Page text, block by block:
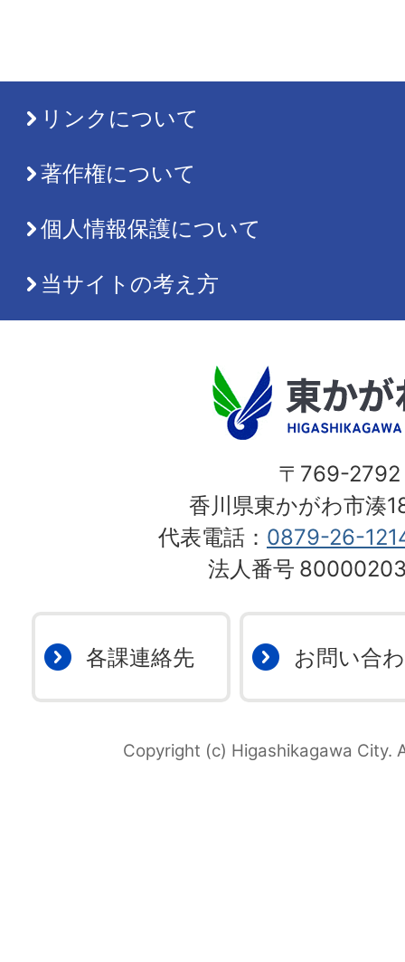
リンクについて
著作権について
個人情報保護について
当サイトの考え方
〒769-2792
香川県東かがわ市湊
代表電話： 0879-26-
法人番号
各課連絡先 お問い合
Copyright (c) Higashikagawa City.